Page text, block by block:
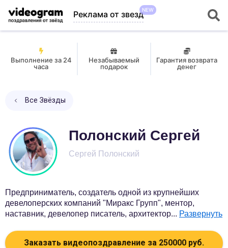
Реклама от звездNEW
Выполнение за 24
часа
Незабываемый
подарок
Гарантия возврата
денег
Все Звёзды
Полонский Сергей
Сергей Полонский
Предприниматель, создатель одной из крупнейших
девелоперских компаний "Миракс Групп", ментор,
наставник, девелопер писатель, архитектор... Развернуть
Заказать видеопоздравление за 250000 руб.